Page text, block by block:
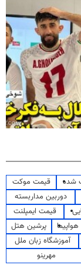
شده
قیمت موکت
دوربین مداربسته
قیمت ایمپلنت
پرشین هتل
آموزشگاه زبان ملل
مهرینو